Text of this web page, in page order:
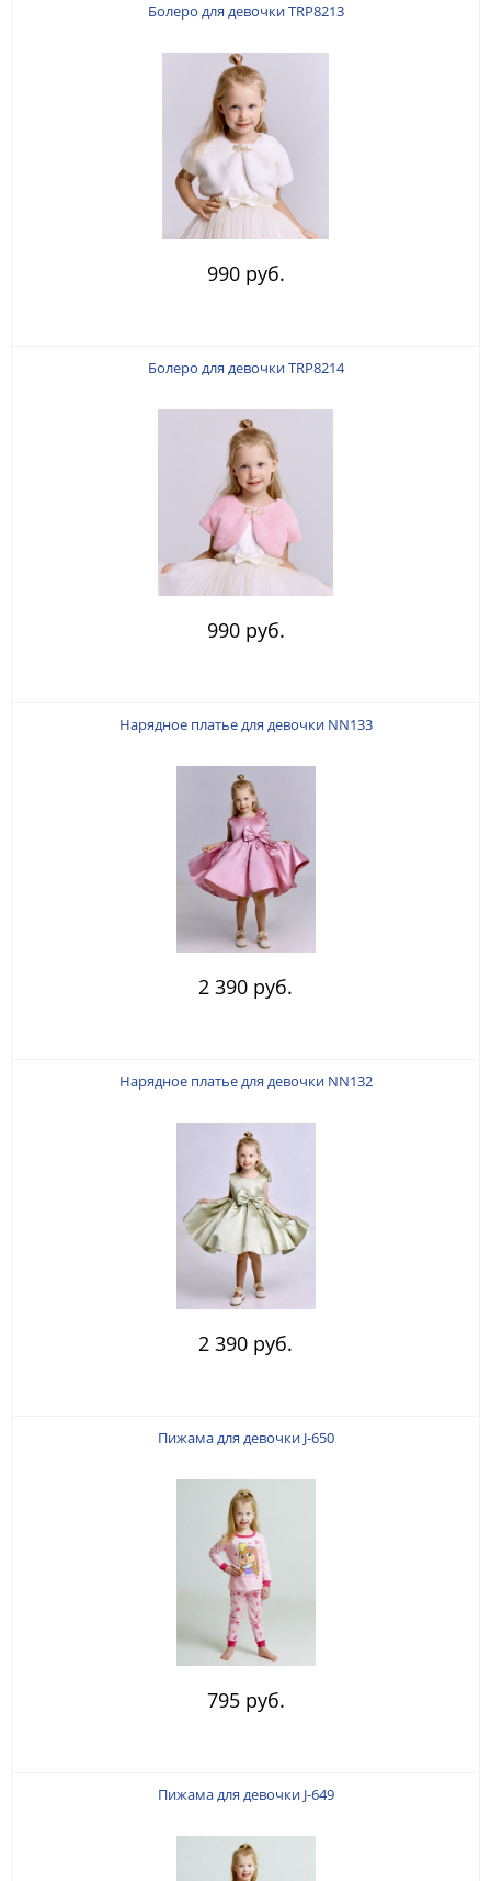
Болеро для девочки TRP8213
990 руб.
Болеро для девочки TRP8214
990 руб.
Нарядное платье для девочки NN133
2 390 руб.
Нарядное платье для девочки NN132
2 390 руб.
Пижама для девочки J-650
795 руб.
Пижама для девочки J-649